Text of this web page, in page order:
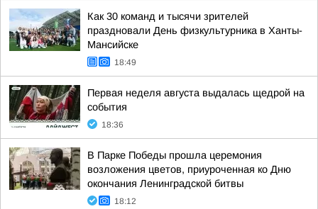
Как 30 команд и тысячи зрителей
праздновали День физкультурника в Ханты-
Мансийске
18:49
Первая неделя августа выдалась щедрой на
события
18:36
В Парке Победы прошла церемония
возложения цветов, приуроченная ко Дню
окончания Ленинградской битвы
18:12